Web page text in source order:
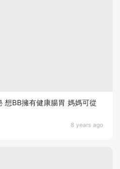
8 years ago
想BB擁有健康腸胃 媽媽可從